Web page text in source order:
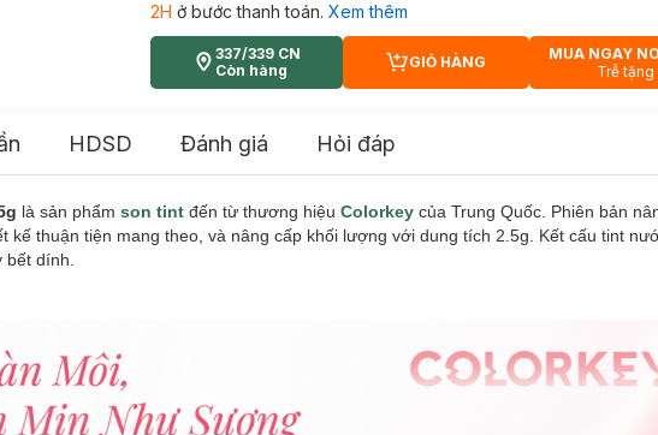
2H ở bước thanh toán. Xem thêm
337/339 CN
Còn hàng
CART PLUS ICON
GIỎ HÀNG
MUA NGAY
Trễ tặng
HDSD Đánh giá Hỏi đáp
là sản phẩm son tint đến từ thương hiệu Colorkey của Trung Quốc. Phiên bản
thuận tiện mang theo, và nâng cấp khối lượng với dung tích 2.5g. Kết cấu tint
dính.